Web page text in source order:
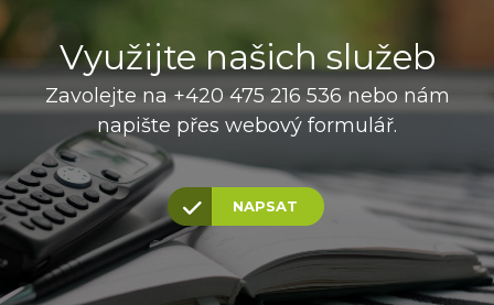
Využijte našich služeb
Zavolejte na +420 475 216 536 nebo nám
napište přes webový formulář.
NAPSAT